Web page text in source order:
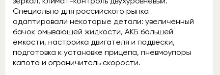
Специально для российского рынка
адаптировали некоторые детали: увеличенный
бачок омывающей жидкости, АКБ большей
ёмкости, настройка двигателя и подвески,
подготовка к установке прицепа, пневмоупоры
капота и ограничитель скорости.